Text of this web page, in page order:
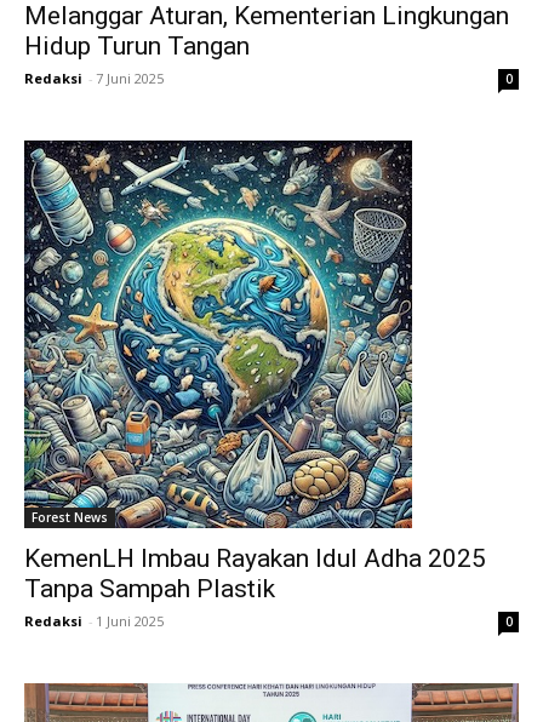
Melanggar Aturan, Kementerian Lingkungan
Hidup Turun Tangan
Redaksi - 7 Juni 2025 0
Forest News
KemenLH Imbau Rayakan Idul Adha 2025
Tanpa Sampah Plastik
Redaksi - 1 Juni 2025 0